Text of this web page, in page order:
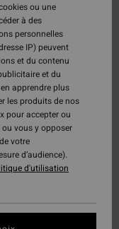
ou une
à des
personnelles
IP) peuvent
et du contenu
et du
apprendre plus
les produits de nos
pour accepter ou
vous y opposer
votre
d’audience).
d'utilisation